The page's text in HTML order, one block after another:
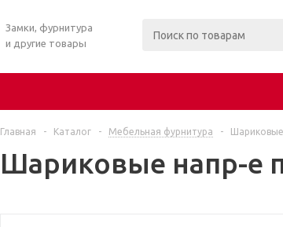
Замки, фурнитура
и другие товары
Главная - Каталог - Мебельная фурнитура -
Шариковые напр-е